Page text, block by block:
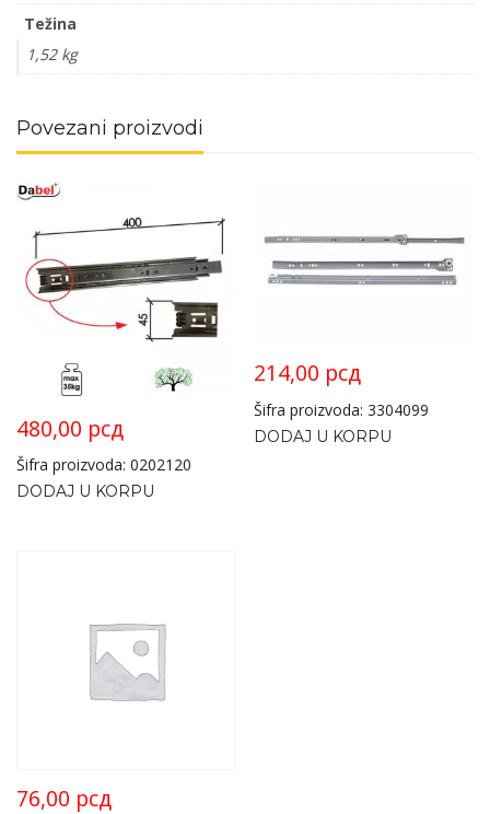
Težina
1,52 kg
Povezani proizvodi
480,00 рсд
Šifra proizvoda: 0202120
DODAJ U KORPU
214,00 рсд
Šifra proizvoda: 3304099
DODAJ U KORPU
76,00 рсд